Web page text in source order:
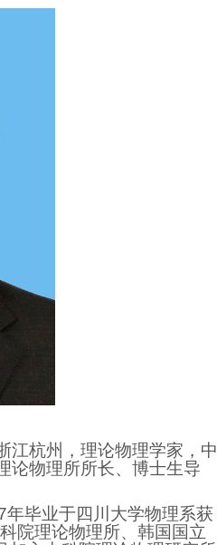
杭州，理论物理学家，中
论物理所所长、博士生导
毕业于四川大学物理系获
院理论物理所、韩国国立